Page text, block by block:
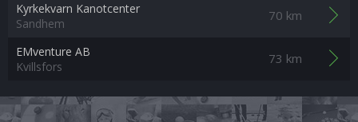
Kyrkekvarn Kanotcenter
Sandhem
70 km
EMventure AB
Kvillsfors
73 km